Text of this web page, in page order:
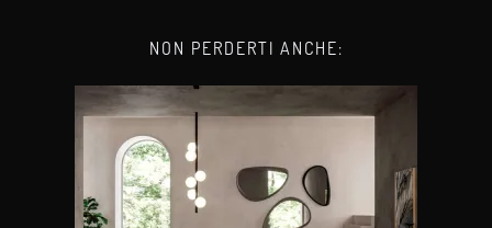
NON PERDERTI ANCHE: